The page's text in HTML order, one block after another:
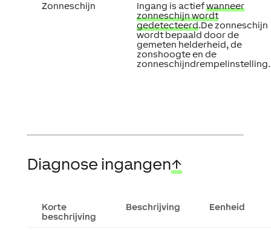
Zonneschijn
Ingang is actiefwanneer
zonneschijn wordt
gedetecteerd.De zonneschijn
wordt bepaald door de
gemeten helderheid, de
zonshoogte en de
zonneschijndrempelinstelling.
Diagnose ingangen↑
Korte
beschrijving
Beschrijving Eenheid